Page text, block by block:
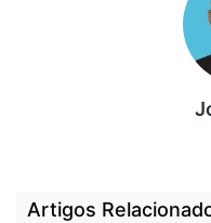
que circula nas
Artigos